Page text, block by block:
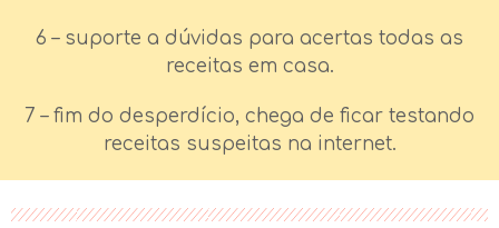
6 – suporte a dúvidas para acertas todas as
receitas em casa.
7 – fim do desperdício, chega de ficar testando
receitas suspeitas na internet.